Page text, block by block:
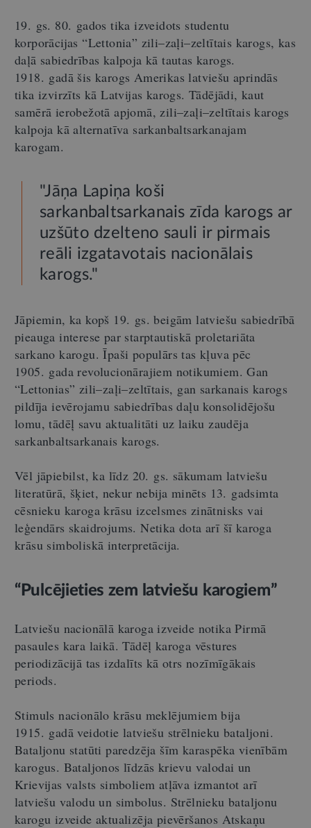
19. gs. 80. gados tika izveidots studentu
korporācijas “Lettonia” zili–zaļi–zeltītais karogs, kas
daļā sabiedrības kalpoja kā tautas karogs.
1918. gadā šis karogs Amerikas latviešu aprindās
tika izvirzīts kā Latvijas karogs. Tādējādi, kaut
samērā ierobežotā apjomā, zili–zaļi–zeltītais karogs
kalpoja kā alternatīva sarkanbaltsarkanajam
karogam.
"Jāņa Lapiņa koši
sarkanbaltsarkanais zīda karogs ar
uzšūto dzelteno sauli ir pirmais
reāli izgatavotais nacionālais
karogs."
Jāpiemin, ka kopš 19. gs. beigām latviešu sabiedrībā
pieauga interese par starptautiskā proletariāta
sarkano karogu. Īpaši populārs tas kļuva pēc
1905. gada revolucionārajiem notikumiem. Gan
“Lettonias” zili–zaļi–zeltītais, gan sarkanais karogs
pildīja ievērojamu sabiedrības daļu konsolidējošu
lomu, tādēļ savu aktualitāti uz laiku zaudēja
sarkanbaltsarkanais karogs.
Vēl jāpiebilst, ka līdz 20. gs. sākumam latviešu
literatūrā, šķiet, nekur nebija minēts 13. gadsimta
cēsnieku karoga krāsu izcelsmes zinātnisks vai
leģendārs skaidrojums. Netika dota arī šī karoga
krāsu simboliskā interpretācija.
“Pulcējieties zem latviešu karogiem”
Latviešu nacionālā karoga izveide notika Pirmā
pasaules kara laikā. Tādēļ karoga vēstures
periodizācijā tas izdalīts kā otrs nozīmīgākais
periods.
Stimuls nacionālo krāsu meklējumiem bija
1915. gadā veidotie latviešu strēlnieku bataljoni.
Bataljonu statūti paredzēja šīm karaspēka vienībām
karogus. Bataljonos līdzās krievu valodai un
Krievijas valsts simboliem atļāva izmantot arī
latviešu valodu un simbolus. Strēlnieku bataljonu
karogu izveide aktualizēja pievēršanos Atskaņu